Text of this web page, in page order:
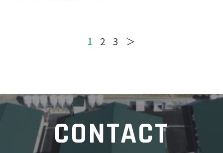
1 2 3 ＞
CONTACT